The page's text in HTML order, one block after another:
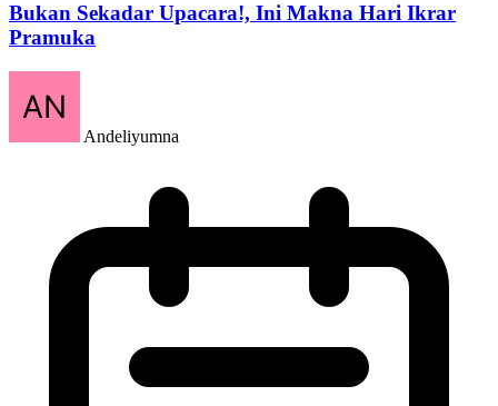
Bukan Sekadar Upacara!, Ini Makna Hari Ikrar
Pramuka
Andeliyumna